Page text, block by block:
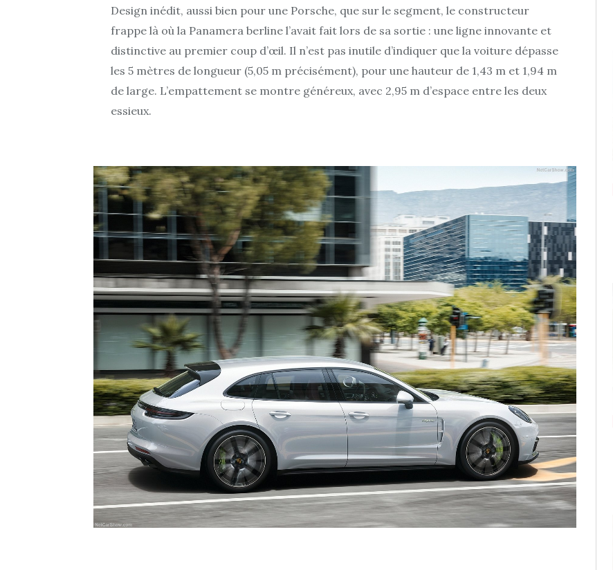
Design inédit, aussi bien pour une Porsche, que sur le segment, le constructeur
frappe là où la Panamera berline l’avait fait lors de sa sortie : une ligne innovante et
distinctive au premier coup d’œil. Il n’est pas inutile d’indiquer que la voiture dépasse
les 5 mètres de longueur (5,05 m précisément), pour une hauteur de 1,43 m et 1,94 m
de large. L’empattement se montre généreux, avec 2,95 m d’espace entre les deux
essieux.